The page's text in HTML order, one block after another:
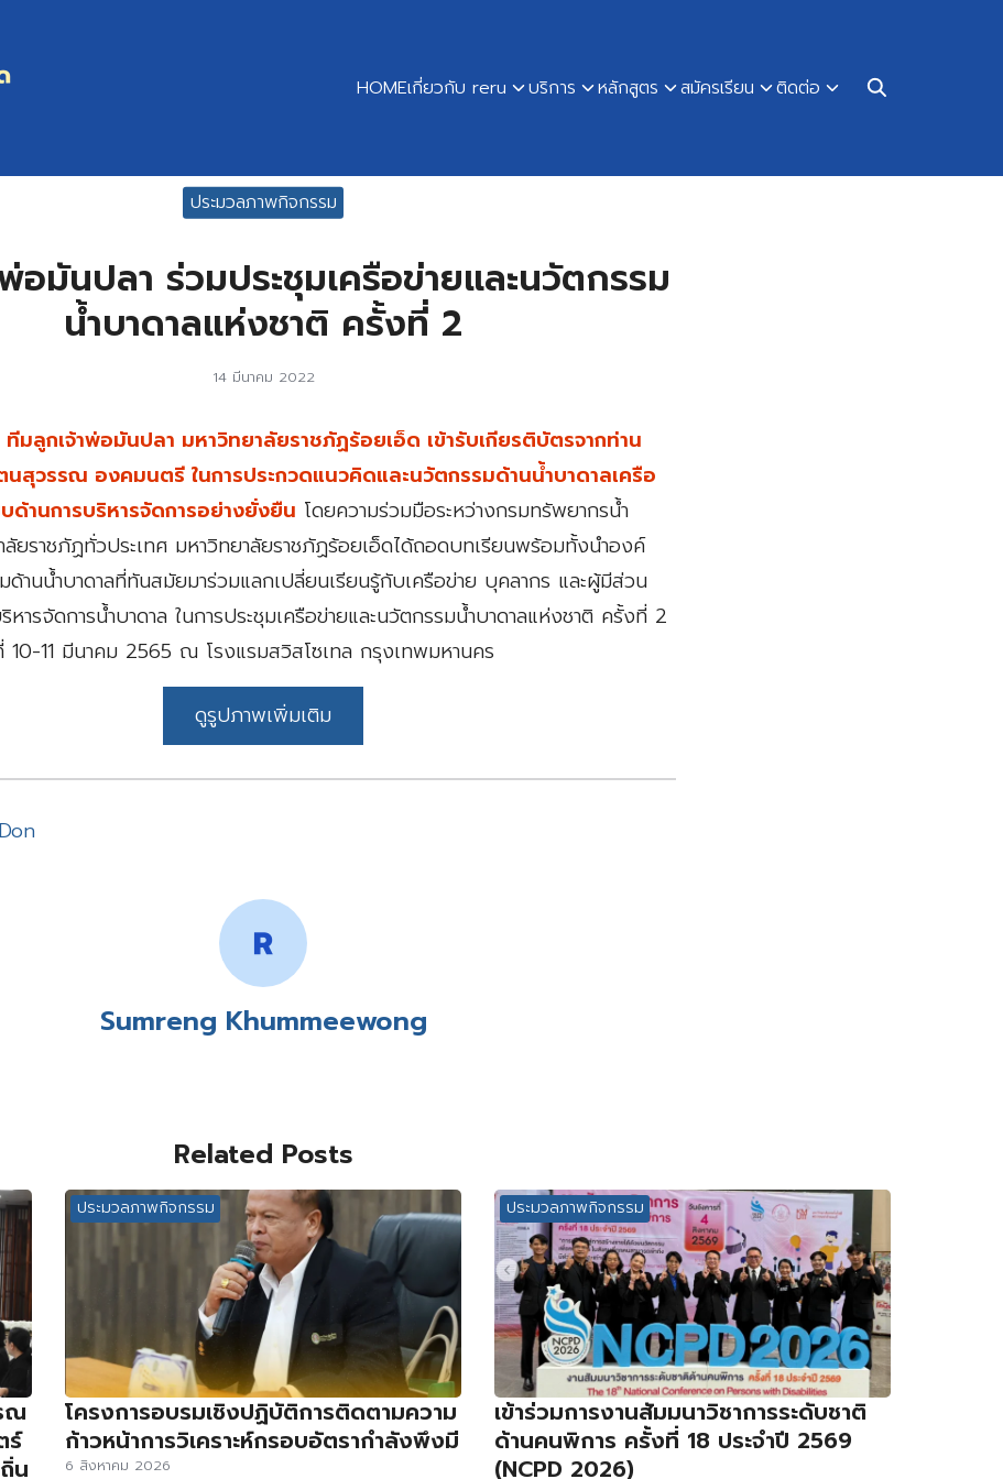
HOMEเกี่ยวกับ reru บริการ หลักสูตร สมัครเรียน ติดต่อ
ประมวลภาพกิจกรรม
อมันปลา ร่วมประชุมเครือข่ายและนวัตกรรม
น้ำบาดาลแห่งชาติ ครั้งที่ 2
14 มีนาคม 2022
ทีมลูกเจ้าพ่อมันปลา มหาวิทยาลัยราชภัฏร้อยเอ็ด เข้ารับเกียรติบัตรจากท่าน
สุวรรณ องคมนตรี ในการประกวดแนวคิดและนวัตกรรมด้านน้ำบาดาลเครือ
านการบริหารจัดการอย่างยั่งยืน โดยความร่วมมือระหว่างกรมทรัพยากรน้ำ
ลัยราชภัฏทั่วประเทศ มหาวิทยาลัยราชภัฏร้อยเอ็ดได้ถอดบทเรียนพร้อมทั้งนำองค์
ด้านน้ำบาดาลที่ทันสมัยมาร่วมแลกเปลี่ยนเรียนรู้กับเครือข่าย บุคลากร และผู้มีส่วน
หารจัดการน้ำบาดาล ในการประชุมเครือข่ายและนวัตกรรมน้ำบาดาลแห่งชาติ ครั้งที่ 2
10-11 มีนาคม 2565 ณ โรงแรมสวิสโซเทล กรุงเทพมหานคร
ดูรูปภาพเพิ่มเติม
Sumreng Khummeewong
Related Posts
ณ
ร์
น
ประมวลภาพกิจกรรม
โครงการอบรมเชิงปฏิบัติการติดตามความ
ก้าวหน้าการวิเคราะห์กรอบอัตรากำลังพึงมี
6 สิงหาคม 2026
ประมวลภาพกิจกรรม
เข้าร่วมการงานสัมมนาวิชาการระดับชาติ
ด้านคนพิการ ครั้งที่ 18 ประจำปี 2569
(NCPD 2026)